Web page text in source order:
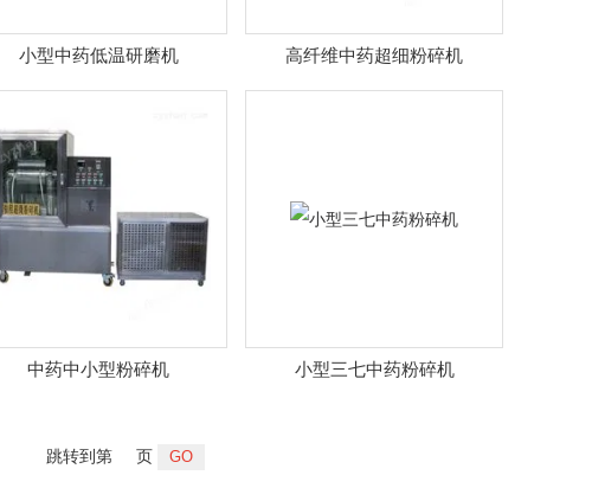
小型中药低温研磨机 高纤维中药超细粉碎机
中药中小型粉碎机 小型三七中药粉碎机
跳转到第 页